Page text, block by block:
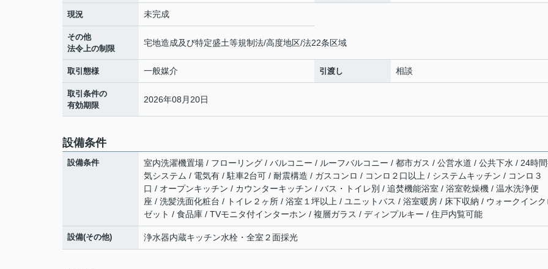
現況 未完成
その他
法令上の制限
宅地造成及び特定盛土等規制法/高度地区/法22条区域
取引態様 一般媒介 引渡し 相談
取引条件の
有効期限
2026年08月20日
設備条件
設備条件
室内洗濯機置場 / フローリング / バルコニー / ルーフバルコニー / 都市ガス / 公営水道 / 公共下水 / 24時
気システム / 電気有 / 駐車2台可 / 耐震構造 / ガスコンロ / コンロ２口以上 / システムキッチン / コンロ３
口 / オープンキッチン / カウンターキッチン / バス・トイレ別 / 追焚機能浴室 / 浴室乾燥機 / 温水洗浄便
座 / 洗髪洗面化粧台 / トイレ２ヶ所 / 浴室１坪以上 / ユニットバス / 浴室暖房 / 床下収納 / ウォークインク
ゼット / 食品庫 / TVモニタ付インターホン / 複層ガラス / ディンプルキー / 住戸内覧可能
設備(その他) 浄水器内蔵キッチン水栓・全室２面採光